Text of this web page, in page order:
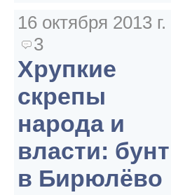
16 октября 2013 г.
3
Хрупкие
скрепы
народа и
власти: бунт
в Бирюлёво